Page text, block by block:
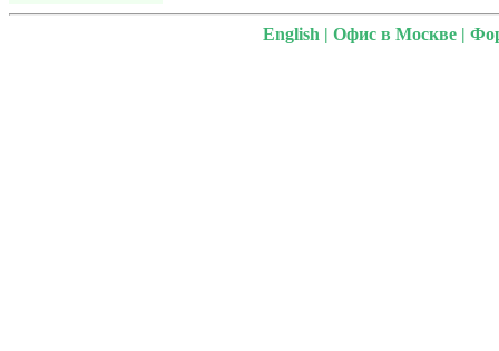
English | Офис в Москве |